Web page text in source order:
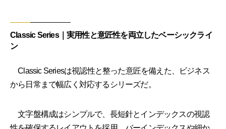
Classic Series｜実用性と意匠性を両立したベーシックライ
ン
Classic Seriesは視認性と整った意匠を備えた、ビジネス
から日常まで幅広く対応するシリーズだ。
文字盤構成はシンプルで、長短針とインデックスの視認